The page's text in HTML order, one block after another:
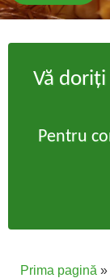
Vă
Pentru
Prima pagină »